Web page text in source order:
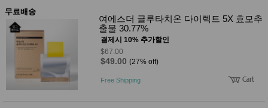
무료배송
여에스더 글루타치온 다이렉트 5X 효모추
출물 30.77%
결제시 10% 추가할인
$67.00
$49.00 (27% off)
Free Shipping